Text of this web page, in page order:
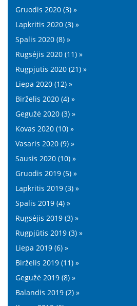
Gruodis 2020 (3) »
Lapkritis 2020 (3) »
Spalis 2020 (8) »
Rugsėjis 2020 (11) »
Rugpjūtis 2020 (21) »
Liepa 2020 (12) »
Birželis 2020 (4) »
Gegužė 2020 (3) »
Kovas 2020 (10) »
Vasaris 2020 (9) »
Sausis 2020 (10) »
Gruodis 2019 (5) »
Lapkritis 2019 (3) »
Spalis 2019 (4) »
Rugsėjis 2019 (3) »
Rugpjūtis 2019 (3) »
Liepa 2019 (6) »
Birželis 2019 (11) »
Gegužė 2019 (8) »
Balandis 2019 (2) »